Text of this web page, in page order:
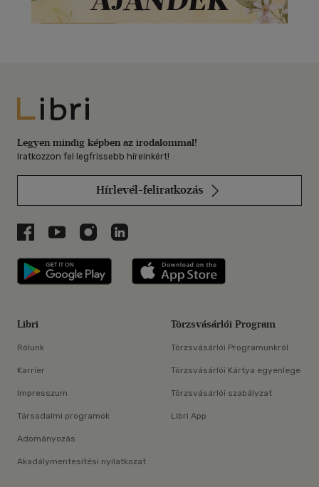
Libri
Legyen mindig képben az irodalommal!
Iratkozzon fel legfrissebb híreinkért!
Hírlevél-feliratkozás
Libri a Facebookon
Libri a Youtube-on
Libri az Instagramon
Libri a LinkedInen
Libri applikáció Szerezd meg: Google
Libri
Rólunk
Karrier
Impresszum
Társadalmi programok
Adományozás
Akadálymentesítési nyilatkozat
Törzsvásárlói Program
Törzsvásárlói Programunkról
Törzsvásárlói Kártya egyenlege
Törzsvásárlói szabályzat
Libri App